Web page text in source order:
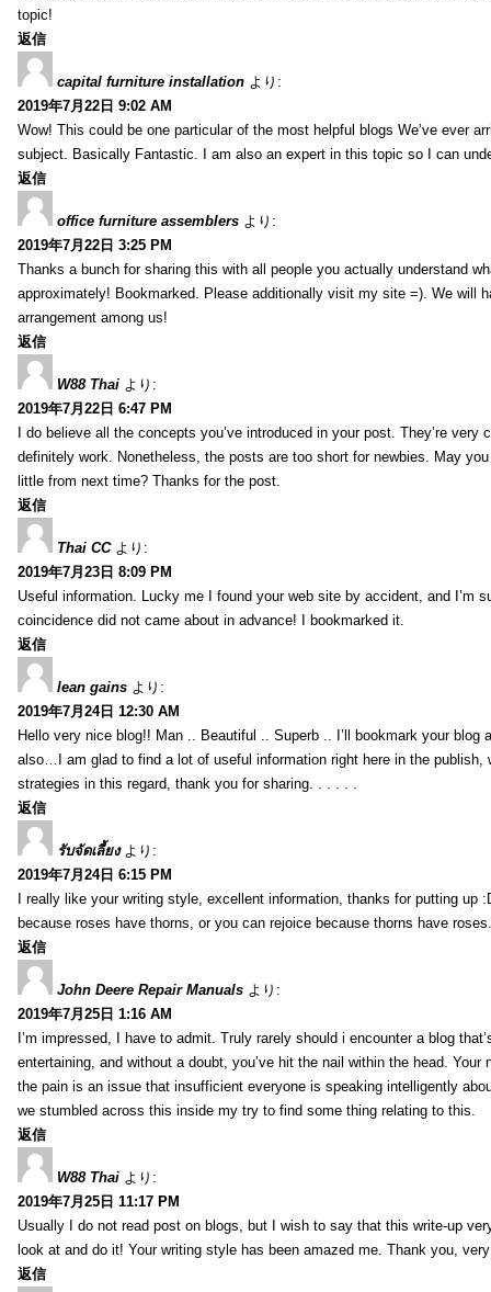
topic!
返信
capital furniture installation より:
2019年7月22日 9:02 AM
Wow! This could be one particular of the most helpful blogs We’ve ever
subject. Basically Fantastic. I am also an expert in this topic so I can
返信
office furniture assemblers より:
2019年7月22日 3:25 PM
Thanks a bunch for sharing this with all people you actually understand
approximately! Bookmarked. Please additionally visit my site =). We will
arrangement among us!
返信
W88 Thai より:
2019年7月22日 6:47 PM
I do believe all the concepts you’ve introduced in your post. They’re very
definitely work. Nonetheless, the posts are too short for newbies. May
little from next time? Thanks for the post.
返信
Thai CC より:
2019年7月23日 8:09 PM
Useful information. Lucky me I found your web site by accident, and I’m
coincidence did not came about in advance! I bookmarked it.
返信
lean gains より:
2019年7月24日 12:30 AM
Hello very nice blog!! Man .. Beautiful .. Superb .. I’ll bookmark your blog
also…I am glad to find a lot of useful information right here in the publish,
strategies in this regard, thank you for sharing. . . . . .
返信
รับจัดเลี้ยง より:
2019年7月24日 6:15 PM
I really like your writing style, excellent information, thanks for putting up
because roses have thorns, or you can rejoice because thorns have
返信
John Deere Repair Manuals より:
2019年7月25日 1:16 AM
I’m impressed, I have to admit. Truly rarely should i encounter a blog
entertaining, and without a doubt, you’ve hit the nail within the head. Your
the pain is an issue that insufficient everyone is speaking intelligently
we stumbled across this inside my try to find some thing relating to this.
返信
W88 Thai より:
2019年7月25日 11:17 PM
Usually I do not read post on blogs, but I wish to say that this write-up
look at and do it! Your writing style has been amazed me. Thank you,
返信